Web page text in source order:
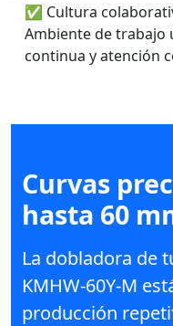
✅ Cultura
Ambiente de trabajo
continua y atención
Curvas
hasta 60
La dobladora de
KMHW-60Y-M
producción